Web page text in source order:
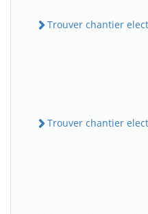
Trouver chantier
Trouver chantier